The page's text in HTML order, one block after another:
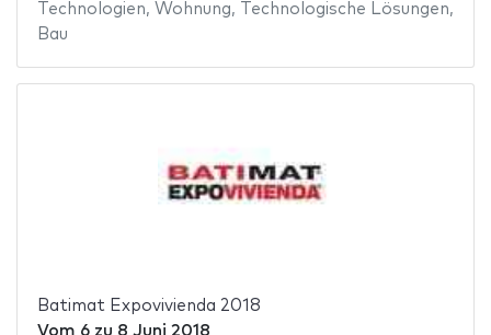
Technologien, Wohnung, Technologische Lösungen,
Bau
Batimat Expovivienda 2018
Vom 6zu 8 Juni 2018